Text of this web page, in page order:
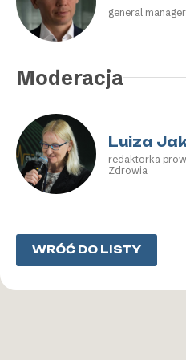
general
Moderacja
Luiza
redaktorka
Zdrowia
WRÓĆ DO LISTY